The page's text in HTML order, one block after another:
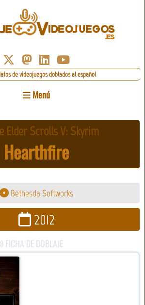
de videojuegos doblados al español
Menú
Elder Scrolls V: Skyrim
Hearthfire
Bethesda Softworks
2012
FICHA DE DOBLAJE